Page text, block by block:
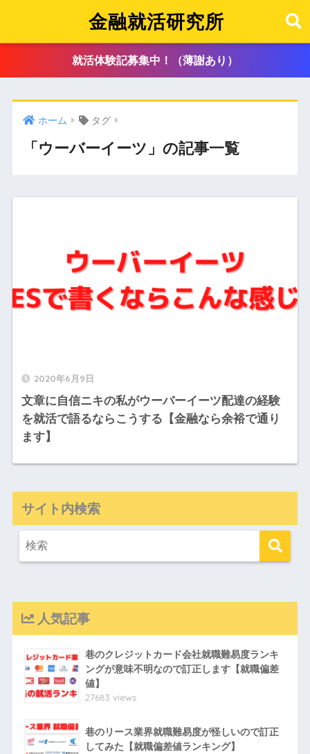
金融就活研究所
就活体験記募集中！（薄謝あり）
ホーム タグ
「ウーバーイーツ」の記事一覧
2020年6月9日
文章に自信ニキの私がウーバーイーツ配達の経験
を就活で語るならこうする【金融なら余裕で通り
ます】
サイト内検索
人気記事
巷のクレジットカード会社就職難易度ランキ
ングが意味不明なので訂正します【就職偏差
値】
27683 views
巷のリース業界就職難易度が怪しいので訂正
してみた【就職偏差値ランキング】